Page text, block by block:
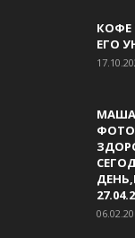
КОФЕ
ЕГО